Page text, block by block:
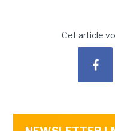
Cet article